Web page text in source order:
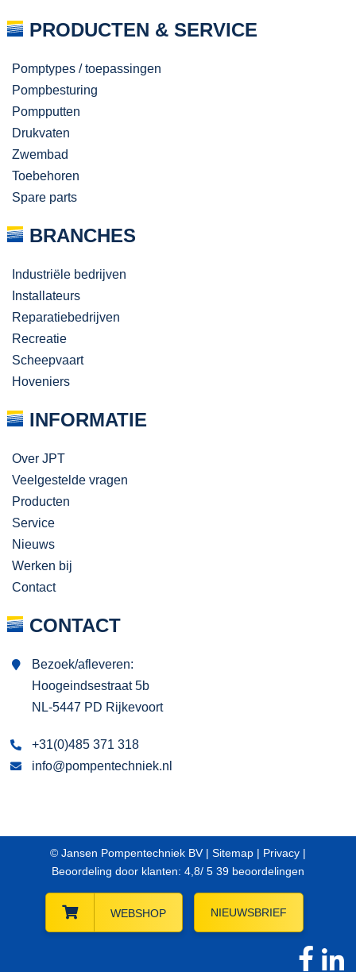
PRODUCTEN & SERVICE
Pomptypes / toepassingen
Pompbesturing
Pompputten
Drukvaten
Zwembad
Toebehoren
Spare parts
BRANCHES
Industriële bedrijven
Installateurs
Reparatiebedrijven
Recreatie
Scheepvaart
Hoveniers
INFORMATIE
Over JPT
Veelgestelde vragen
Producten
Service
Nieuws
Werken bij
Contact
CONTACT
Bezoek/afleveren:
Hoogeindsestraat 5b
NL-5447 PD Rijkevoort
+31(0)485 371 318
info@pompentechniek.nl
© Jansen Pompentechniek BV | Sitemap | Privacy |
Beoordeling door klanten: 4,8/ 5 39 beoordelingen
WEBSHOP NIEUWSBRIEF